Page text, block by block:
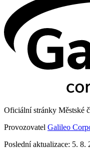
Oficiální stránky Městské
Provozovatel Galileo
Poslední aktualizace: 5. 8.